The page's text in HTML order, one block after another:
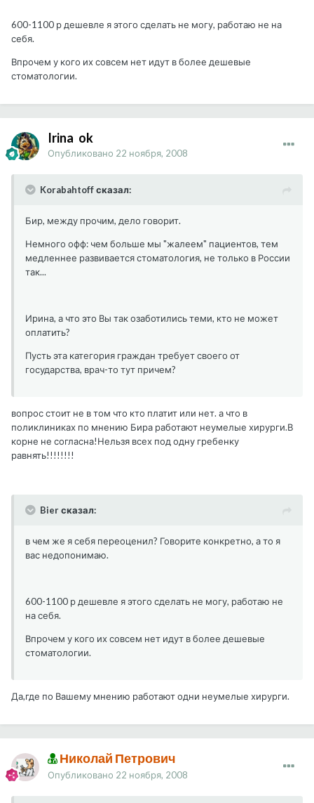
600-1100 р дешевле я этого сделать не могу, работаю не на
себя.
Впрочем у кого их совсем нет идут в более дешевые
стоматологии.
Irina_ok
Опубликовано 22 ноября, 2008
Korabahtoff сказал:
Бир, между прочим, дело говорит.
Немного офф: чем больше мы "жалеем" пациентов, тем
медленнее развивается стоматология, не только в России
так...
Ирина, а что это Вы так озаботились теми, кто не может
оплатить?
Пусть эта категория граждан требует своего от
государства, врач-то тут причем?
вопрос стоит не в том что кто платит или нет. а что в
поликлиниках по мнению Бира работают неумелые хирурги.В
корне не согласна!Нельзя всех под одну гребенку
равнять!!!!!!!!
Bier сказал:
в чем же я себя переоценил? Говорите конкретно, а то я
вас недопонимаю.
600-1100 р дешевле я этого сделать не могу, работаю не
на себя.
Впрочем у кого их совсем нет идут в более дешевые
стоматологии.
Да,где по Вашему мнению работают одни неумелые хирурги.
Николай Петрович
Опубликовано 22 ноября, 2008